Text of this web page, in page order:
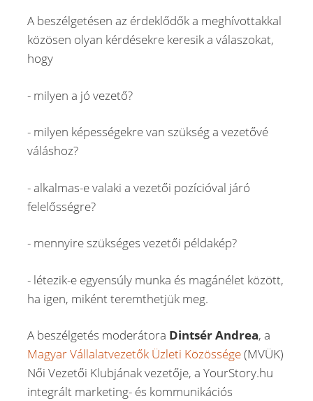
A beszélgetésen az érdeklődők a meghívottakkal
közösen olyan kérdésekre keresik a válaszokat,
hogy
- milyen a jó vezető?
- milyen képességekre van szükség a vezetővé
váláshoz?
- alkalmas-e valaki a vezetői pozícióval járó
felelősségre?
- mennyire szükséges vezetői példakép?
- létezik-e egyensúly munka és magánélet között,
ha igen, miként teremthetjük meg.
A beszélgetés moderátora Dintsér Andrea, a
Magyar Vállalatvezetők Üzleti Közössége(MVÜK)
Női Vezetői Klubjának vezetője, a YourStory.hu
integrált marketing- és kommunikációs